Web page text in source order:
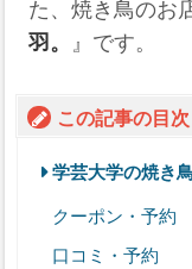
た、焼き鳥のお
羽。 』です。
この記事の目次
学芸大学の焼き
クーポン・予約
口コミ・予約